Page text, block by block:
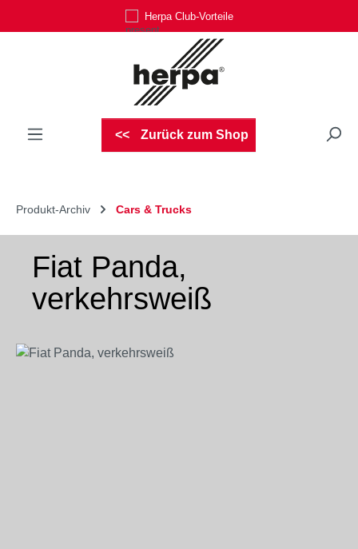
Zum Hauptinhalt springenHerpa Club-Vorteile
Zurück zum Shop
Produkt-Archiv Cars & Trucks
Fiat Panda,
verkehrsweiß
Bildergalerie überspringen